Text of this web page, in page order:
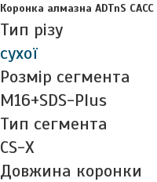
Коронка алмазна ADTnS
Тип різу
сухої
Розмір сегмента
М16+SDS-Plus
Тип сегмента
CS-X
Довжина коронки